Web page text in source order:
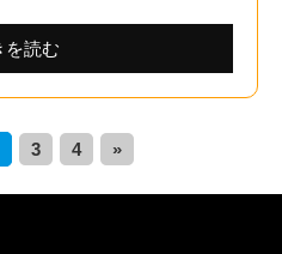
を読む
3 4